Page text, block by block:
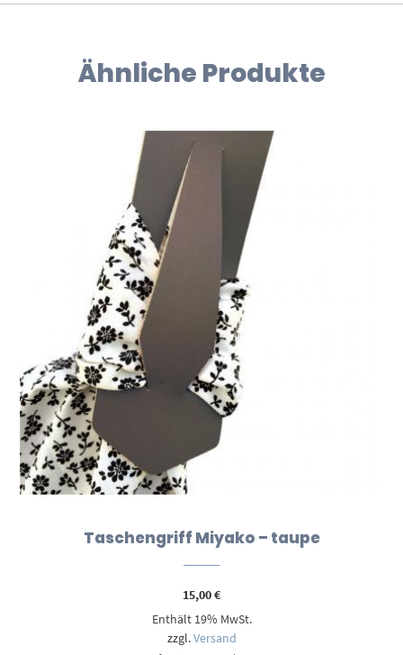
Ähnliche Produkte
Taschengriff Miyako – taupe
15,00€
Enthält 19% MwSt.
zzgl.Versand